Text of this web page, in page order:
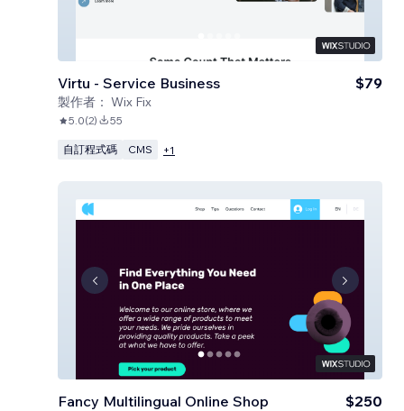
Virtu - Service Business
製作者： Wix Fix
$79
5.0(2) 55
自訂程式碼 CMS +1
Fancy Multilingual Online Shop $250